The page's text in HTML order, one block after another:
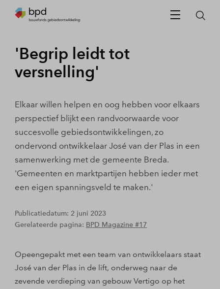
'Begrip leidt tot
versnelling'
Elkaar willen helpen en oog hebben voor elkaars
perspectief blijkt een randvoorwaarde voor
succesvolle gebiedsontwikkelingen, zo
ondervond ontwikkelaar José van der Plas in een
samenwerking met de gemeente Breda.
'Gemeenten en marktpartijen hebben ieder met
een eigen spanningsveld te maken.'
Publicatiedatum: 2 juni 2023
Gerelateerde pagina: BPD Magazine #17
Opeengepakt met een team van ontwikkelaars staat
José van der Plas in de lift, onderweg naar de
zevende verdieping van gebouw Vertigo op het